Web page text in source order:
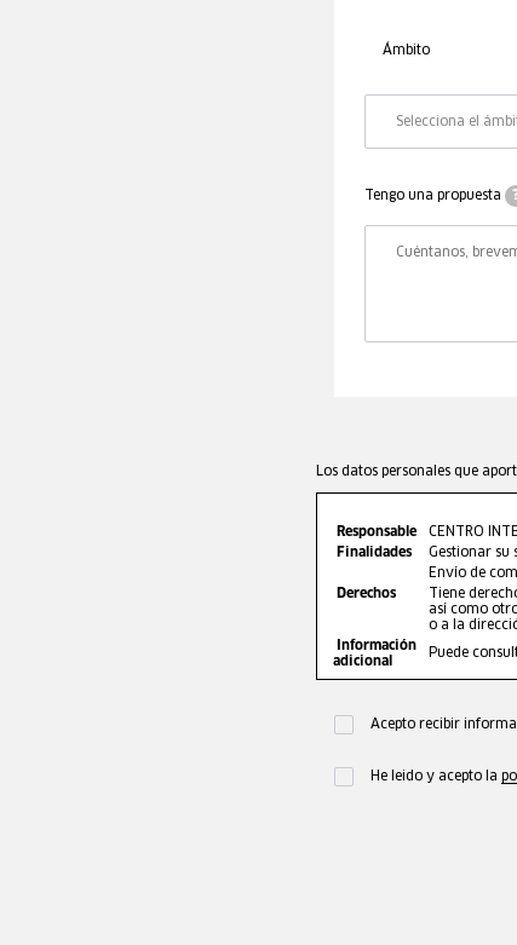
Ámbito
Tengo una propuesta
Los datos personales que
Responsable
CENTRO
Finalidades
Gestionar su
Envío de
Derechos
Tiene
así como
o a la
Información
adicional
Puede
Acepto recibir
He leido y acepto la